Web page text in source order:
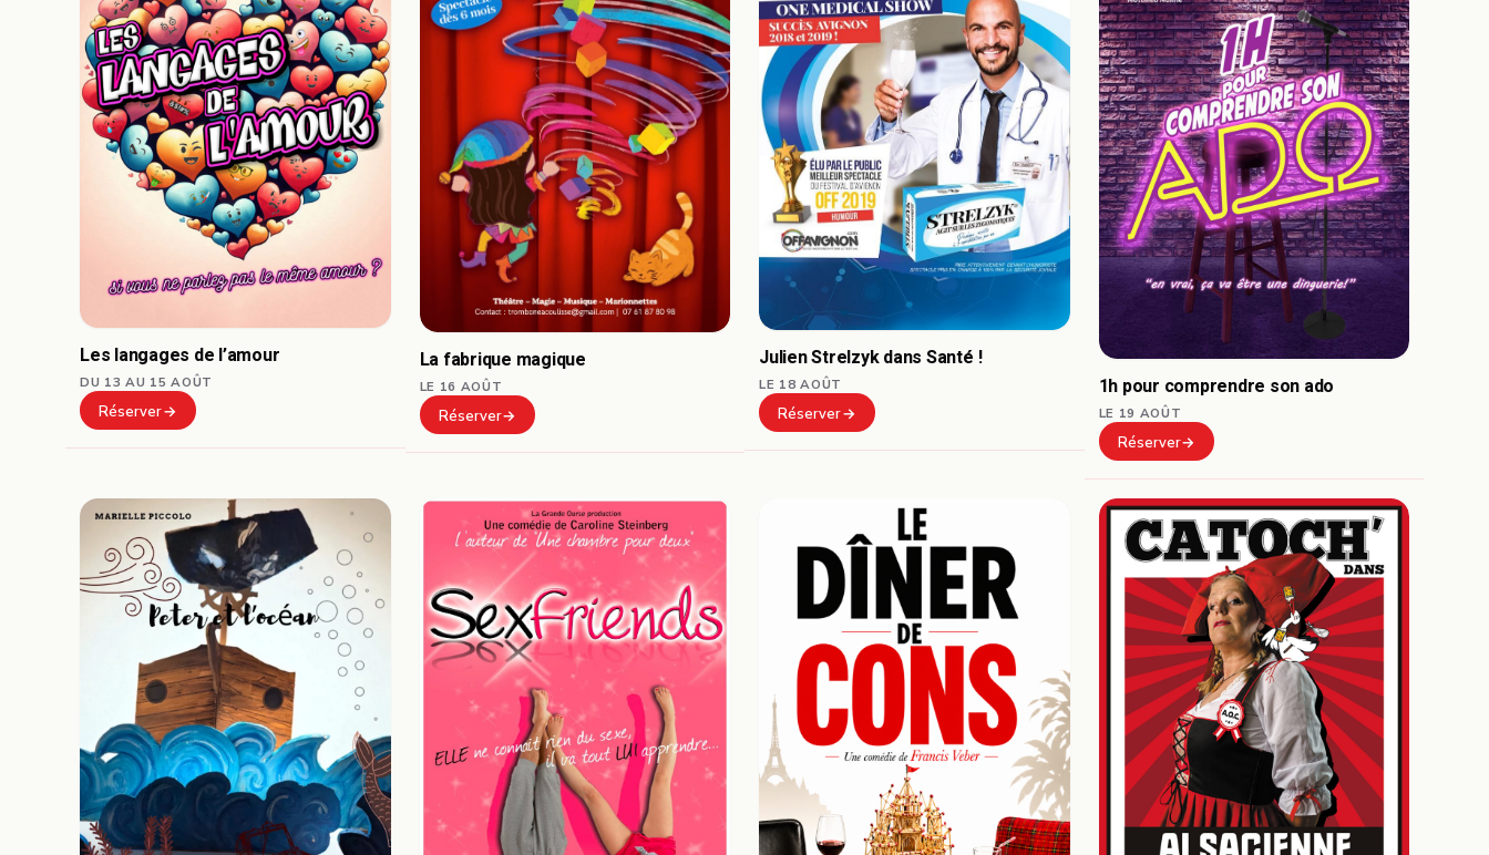
Les langages de l’amour
DU 13 AU 15 AOÛT
Réserver
La fabrique magique
LE 16 AOÛT
Réserver
Julien Strelzyk dans Santé !
LE 18 AOÛT
Réserver
1h pour comprendre son ado
LE 19 AOÛT
Réserver